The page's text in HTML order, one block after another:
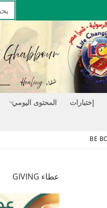
عن:
إختبارات
المحتوى اليومي
عطاء GIVING